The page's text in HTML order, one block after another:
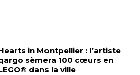
in Montpellier : l’artiste
sèmera 100 cœurs en
dans la ville